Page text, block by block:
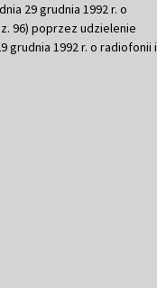
29 grudnia 1992 r. o
96) poprzez udzielenie
grudnia 1992 r. o radiofonii i